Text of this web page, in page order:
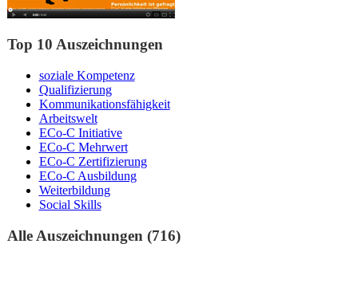
Top 10 Auszeichnungen
soziale Kompetenz
Qualifizierung
Kommunikationsfähigkeit
Arbeitswelt
ECo-C Initiative
ECo-C Mehrwert
ECo-C Zertifizierung
ECo-C Ausbildung
Weiterbildung
Social Skills
Alle Auszeichnungen (716)